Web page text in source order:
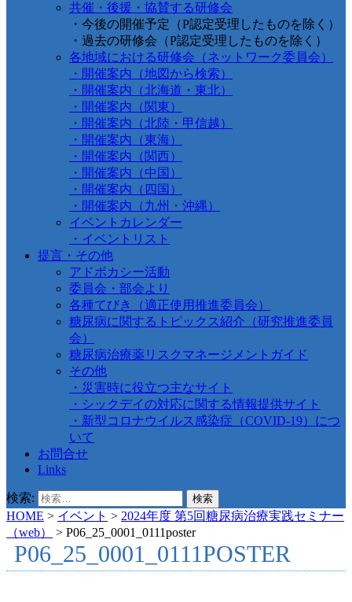
共催・後援・協賛する研修会
・今後の開催予定（P認定受理したものを除く）
・過去の研修会（P認定受理したものを除く）
各地域における研修会（ネットワーク委員会）
・開催案内（地図から検索）
・開催案内（北海道・東北）
・開催案内（関東）
・開催案内（北陸・甲信越）
・開催案内（東海）
・開催案内（関西）
・開催案内（中国）
・開催案内（四国）
・開催案内（九州・沖縄）
イベントカレンダー
・イベントリスト
提言・その他
アドボカシー活動
委員会・部会より
各種てびき（適正使用推進委員会）
糖尿病に関するトピックス紹介（研究推進委員
会）
糖尿病治療薬リスクマネージメントガイド
その他
・災害時に役立つ主なサイト
・シックデイの対応に関する情報提供サイト
・新型コロナウイルス感染症（COVID-19）につ
いて
お問合せ
Links
検索:
HOME > イベント > 2024年度 第5回糖尿病治療実践セミナー
（web）
> P06_25_0001_0111poster
P06_25_0001_0111POSTER